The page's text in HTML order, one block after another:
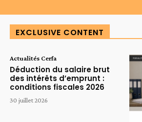
EXCLUSIVE CONTENT
Actualités Cerfa
Déduction du salaire brut
des intérêts d’emprunt :
conditions fiscales 2026
30 juillet 2026